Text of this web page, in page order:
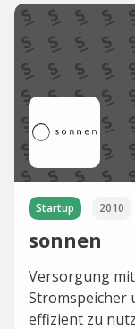
Startup 2010
sonnen
Versorgung
Stromspeicher
effizient zu